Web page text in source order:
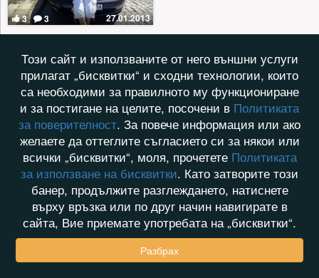
3 3 27.01.2013
Този сайт и използваните от него външни услуги
прилагат „бисквитки“ и сходни технологии, които
са необходими за правилното му функциониране
и за постигане на целите, посочени в Политиката
за поверителност. За повече информация или ако
желаете да оттеглите съгласието си за някои или
всички „бисквитки“, моля, прочетете Политиката
за използване на бисквитки. Като затворите този
банер, продължите разглеждането, натиснете
върху връзка или по друг начин навигирате в
сайта, Вие приемате употребата на „бисквитки“.
Разбрах